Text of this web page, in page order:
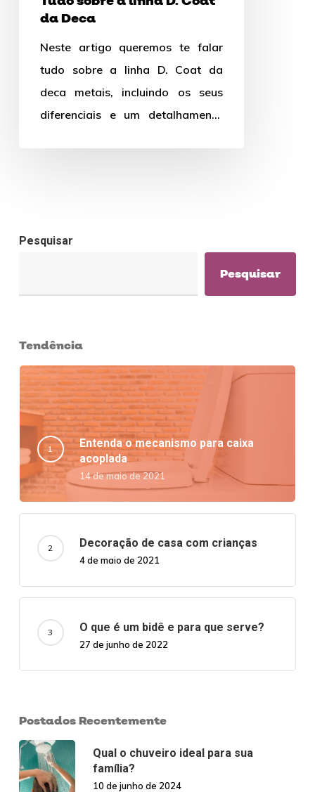
Decada Deca
Neste artigo queremos te falar
tudo sobre a linha D. Coat da
deca metais, incluindo os seus
diferenciais e um detalhamento
Pesquisar
Pesquisar
Tendência
Entenda o mecanismo para caixa
acoplada
14 de maio de 2021
Decoração de casa com crianças
4 de maio de 2021
O que é um bidê e para que serve?
27 de junho de 2022
Postados Recentemente
Qual o chuveiro ideal para sua
família?
10 de junho de 2024